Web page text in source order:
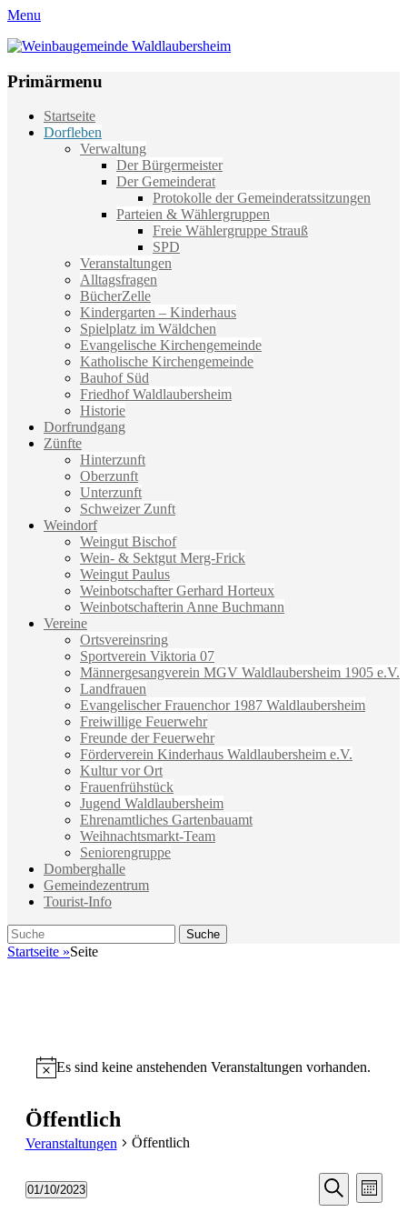
Menu
Weinbaugemeinde Waldlaubersheim
Primärmenu
Weiter
zum
Startseite
Dorfleben
Verwaltung
Der Bürgermeister
Der Gemeinderat
Protokolle der Gemeinderatssitzungen
Parteien & Wählergruppen
Freie Wählergruppe Strauß
SPD
Veranstaltungen
Alltagsfragen
BücherZelle
Kindergarten – Kinderhaus
Spielplatz im Wäldchen
Evangelische Kirchengemeinde
Katholische Kirchengemeinde
Bauhof Süd
Friedhof Waldlaubersheim
Historie
Dorfrundgang
Zünfte
Hinterzunft
Oberzunft
Unterzunft
Schweizer Zunft
Weindorf
Weingut Bischof
Wein- & Sektgut Merg-Frick
Weingut Paulus
Weinbotschafter Gerhard Horteux
Weinbotschafterin Anne Buchmann
Vereine
Ortsvereinsring
Sportverein Viktoria 07
Männergesangverein MGV Waldlaubersheim 1905 e.V.
Landfrauen
Evangelischer Frauenchor 1987 Waldlaubersheim
Freiwillige Feuerwehr
Freunde der Feuerwehr
Förderverein Kinderhaus Waldlaubersheim e.V.
Kultur vor Ort
Frauenfrühstück
Jugend Waldlaubersheim
Ehrenamtliches Gartenbauamt
Weihnachtsmarkt-Team
Seniorengruppe
Domberghalle
Gemeindezentrum
Tourist-Info
Suche
Suche
nach:
Startseite »Seite
Hinweis
Es sind keine anstehenden Veranstaltungen vorhanden.
Öffentlich
Veranstaltungen Öffentlich
Suche
Suche
Monat
01/10/2023